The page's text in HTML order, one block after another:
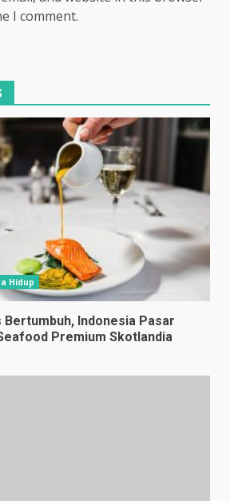
I comment.
Hidup
Indonesia Pasar
Premium Skotlandia